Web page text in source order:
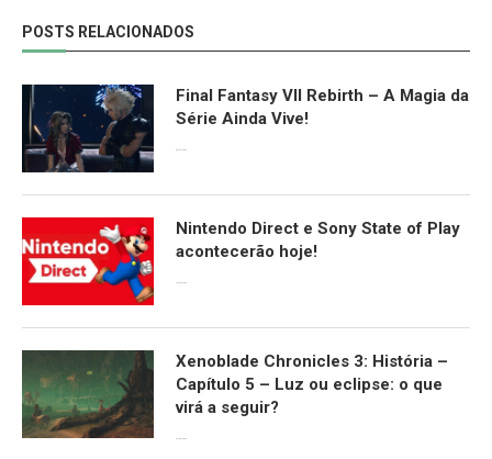
POSTS RELACIONADOS
Final Fantasy VII Rebirth – A Magia da
Série Ainda Vive!
Nintendo Direct e Sony State of Play
acontecerão hoje!
Xenoblade Chronicles 3: História –
Capítulo 5 – Luz ou eclipse: o que
virá a seguir?